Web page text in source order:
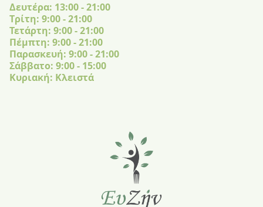
Δευτέρα: 13:00 - 21:00
Tρίτη: 9:00 - 21:00
Τετάρτη: 9:00 - 21:00
Πέμπτη: 9:00 - 21:00
Παρασκευή: 9:00 - 21:00
Σάββατο: 9:00 - 15:00
Κυριακή: Κλειστά